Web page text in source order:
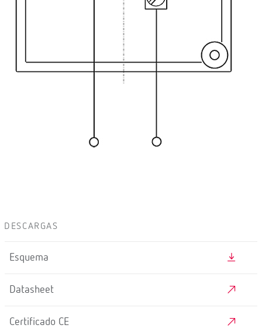
DESCARGAS
Esquema
Datasheet
Certificado CE